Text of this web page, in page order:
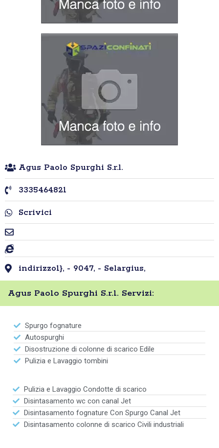
Agus Paolo Spurghi S.r.l.
3335464821
Scrivici
indirizzo1}, - 9047, - Selargius,
Agus Paolo Spurghi S.r.l. Servizi:
Spurgo fognature
Autospurghi
Disostruzione di colonne di scarico Edile
Pulizia e Lavaggio tombini
Pulizia e Lavaggio Condotte di scarico
Disintasamento wc con canal Jet
Disintasamento fognature Con Spurgo Canal Jet
Disintasamento colonne di scarico Civili industriali